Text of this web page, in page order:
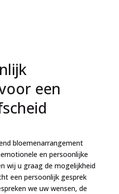
een
bloemenarrangement
en persoonlijke
wij u graag de mogelijkheid
een persoonlijk gesprek
we uw wensen, de